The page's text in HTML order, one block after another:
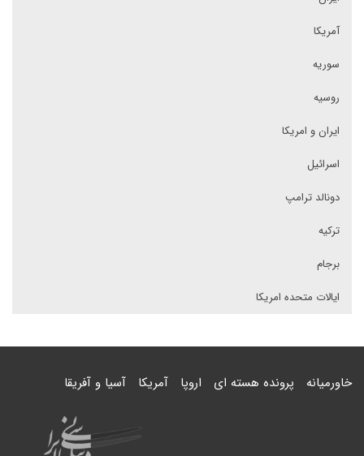
آمریکا
سوریه
روسیه
ایران و امریکا
اسرائیل
دونالد ترامپ
ترکیه
برجام
ایالات متحده امریکا
خاورمیانه پرونده هسته ای اروپا آمریکا آسیا و آفریقا